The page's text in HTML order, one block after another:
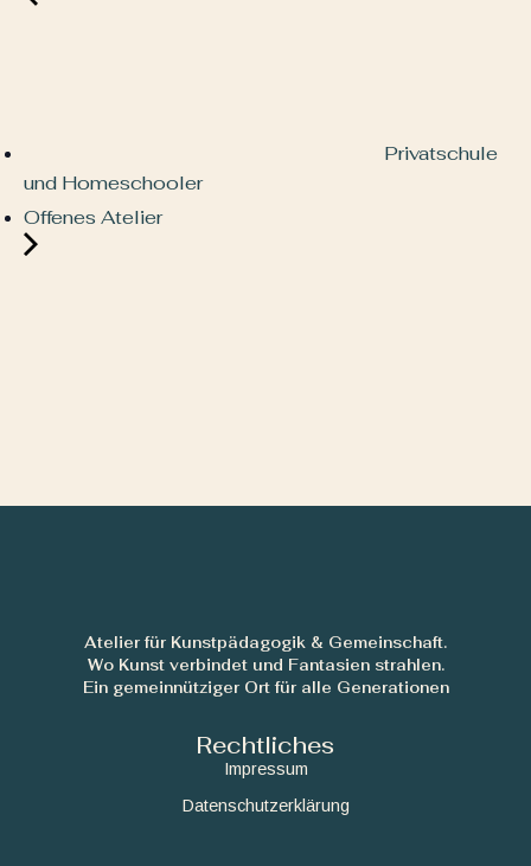
Privatschule
und Homeschooler
Offenes Atelier
Atelier für Kunstpädagogik & Gemeinschaft.
Wo Kunst verbindet und Fantasien strahlen.
Ein gemeinnütziger Ort für alle Generationen
Rechtliches
Impressum
Datenschutzerklärung